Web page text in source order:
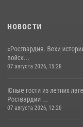
НОВОСТИ
«Росгвардия. Вехи
войск...
07 августа 2026, 15:28
Юные гости из летних
Росгвардии ...
07 августа 2026, 12:20